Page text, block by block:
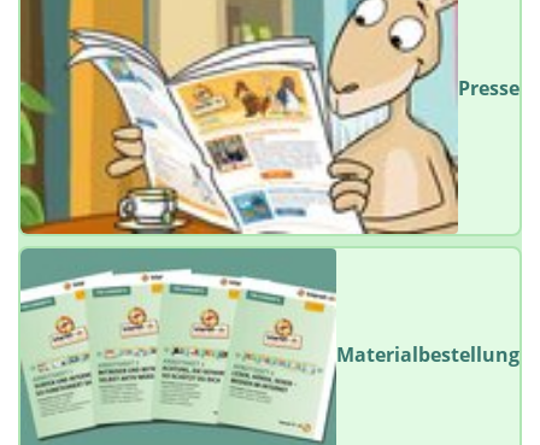
Presse
Materialbestellung